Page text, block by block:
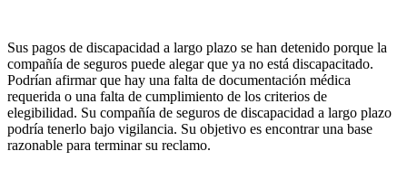
Sus pagos de discapacidad a largo plazo se han detenido porque la
compañía de seguros puede alegar que ya no está discapacitado.
Podrían afirmar que hay una falta de documentación médica
requerida o una falta de cumplimiento de los criterios de
elegibilidad. Su compañía de seguros de discapacidad a largo plazo
podría tenerlo bajo vigilancia. Su objetivo es encontrar una base
razonable para terminar su reclamo.